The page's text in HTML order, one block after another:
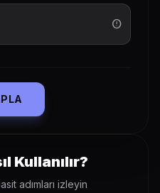
error_outline
Kullanılır?
adımları izleyin